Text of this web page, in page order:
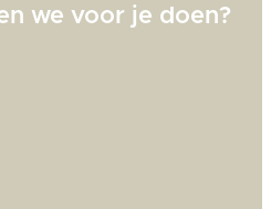
we voor je doen?